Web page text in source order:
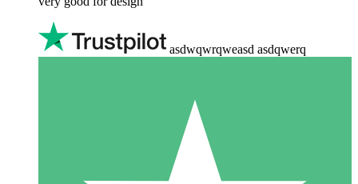
asdwqwrqweasd asdqwerq